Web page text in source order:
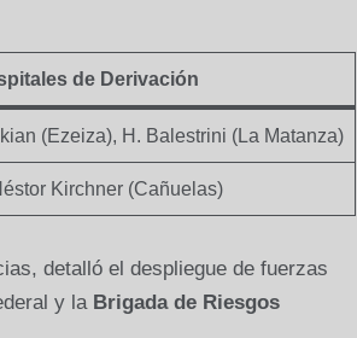
de Derivación
(Ezeiza), H. Balestrini (La Matanza)
Kirchner (Cañuelas)
detalló el despliegue de fuerzas
y la Brigada de Riesgos